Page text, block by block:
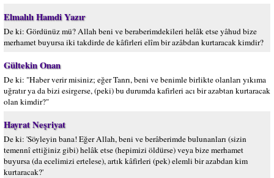
Elmalılı Hamdi Yazır
De ki: Gördünüz mü? Allah beni ve beraberimdekileri helâk etse yâhud bize
merhamet buyursa iki takdirde de kâfirleri elîm bir azâbdan kurtaracak kimdir?
Gültekin Onan
De ki: "Haber verir misiniz; eğer Tanrı, beni ve benimle birlikte olanları yıkıma
uğratır ya da bizi esirgerse, (peki) bu durumda kafirleri acı bir azabtan kurtaracak
olan kimdir?"
Hayrat Neşriyat
De ki: 'Söyleyin bana! Eğer Allah, beni ve berâberimde bulunanları (sizin
temennî ettiğiniz gibi) helâk etse (hepimizi öldürse) veya bize merhamet
buyursa (da ecelimizi ertelese), artık kâfirleri (pek) elemli bir azabdan kim
kurtaracak?'